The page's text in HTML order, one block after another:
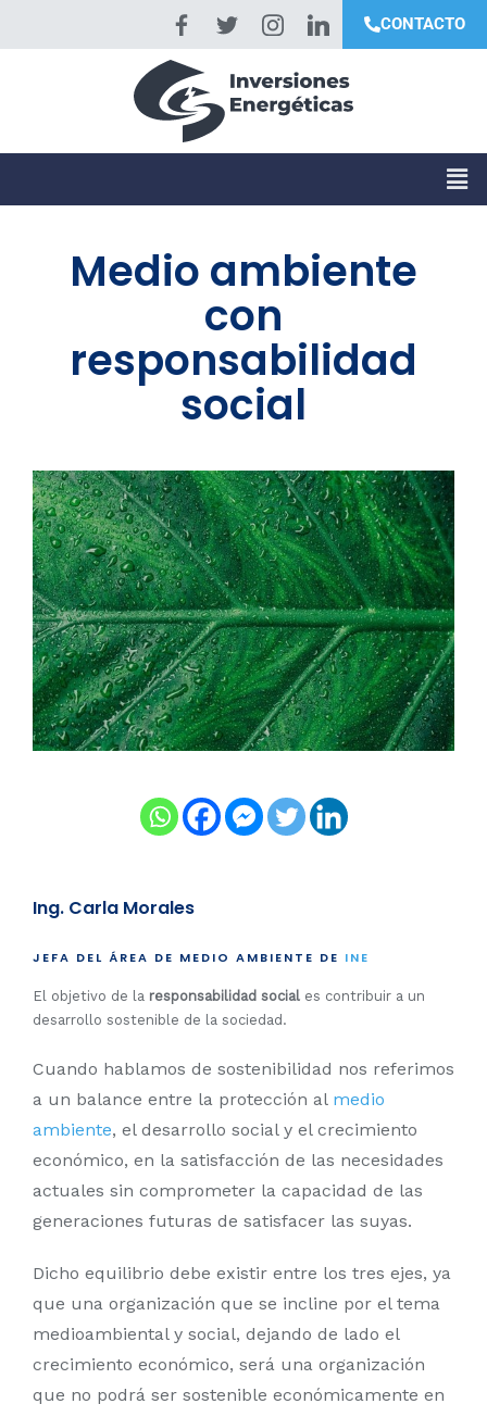
CONTACTO
Medio ambiente
con
responsabilidad
social
Ing. Carla Morales
JEFA DEL ÁREA DE MEDIO AMBIENTE DE INE
El objetivo de la responsabilidad social es contribuir a un
desarrollo sostenible de la sociedad.
Cuando hablamos de sostenibilidad nos referimos
a un balance entre la protección al medio
ambiente, el desarrollo social y el crecimiento
económico, en la satisfacción de las necesidades
actuales sin comprometer la capacidad de las
generaciones futuras de satisfacer las suyas.
Dicho equilibrio debe existir entre los tres ejes, ya
que una organización que se incline por el tema
medioambiental y social, dejando de lado el
crecimiento económico, será una organización
que no podrá ser sostenible económicamente en